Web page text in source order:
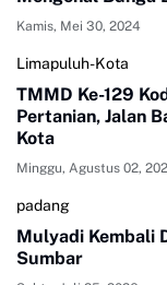
Kamis, Mei 30, 2024
Limapuluh-Kota
TMMD Ke-129
Pertanian, Jalan
Kota
Minggu, Agustus 02,
padang
Mulyadi Kembali
Sumbar